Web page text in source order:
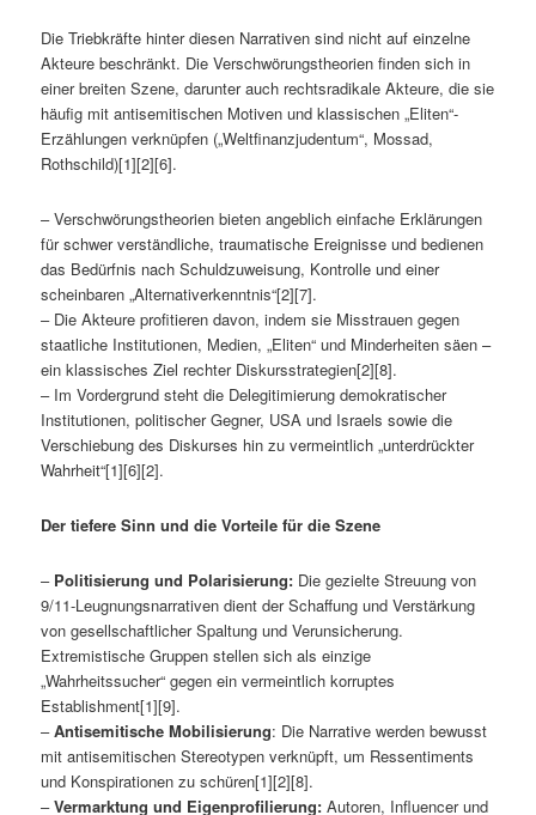
Die Triebkräfte hinter diesen Narrativen sind nicht auf einzelne
Akteure beschränkt. Die Verschwörungstheorien finden sich in
einer breiten Szene, darunter auch rechtsradikale Akteure, die sie
häufig mit antisemitischen Motiven und klassischen „Eliten“-
Erzählungen verknüpfen („Weltfinanzjudentum“, Mossad,
Rothschild)[1][2][6].
– Verschwörungstheorien bieten angeblich einfache Erklärungen
für schwer verständliche, traumatische Ereignisse und bedienen
das Bedürfnis nach Schuldzuweisung, Kontrolle und einer
scheinbaren „Alternativerkenntnis“[2][7].
– Die Akteure profitieren davon, indem sie Misstrauen gegen
staatliche Institutionen, Medien, „Eliten“ und Minderheiten säen –
ein klassisches Ziel rechter Diskursstrategien[2][8].
– Im Vordergrund steht die Delegitimierung demokratischer
Institutionen, politischer Gegner, USA und Israels sowie die
Verschiebung des Diskurses hin zu vermeintlich „unterdrückter
Wahrheit“[1][6][2].
Der tiefere Sinn und die Vorteile für die Szene
– Politisierung und Polarisierung: Die gezielte Streuung von
9/11-Leugnungsnarrativen dient der Schaffung und Verstärkung
von gesellschaftlicher Spaltung und Verunsicherung.
Extremistische Gruppen stellen sich als einzige
„Wahrheitssucher“ gegen ein vermeintlich korruptes
Establishment[1][9].
–Antisemitische Mobilisierung: Die Narrative werden bewusst
mit antisemitischen Stereotypen verknüpft, um Ressentiments
und Konspirationen zu schüren[1][2][8].
–Vermarktung und Eigenprofilierung: Autoren, Influencer und